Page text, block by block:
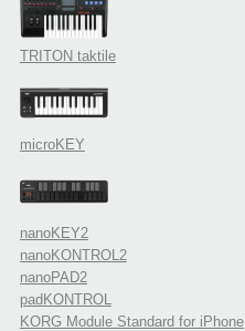
TRITON taktile
microKEY
nanoKEY2
nanoKONTROL2
nanoPAD2
padKONTROL
KORG Module Standard for iPhone